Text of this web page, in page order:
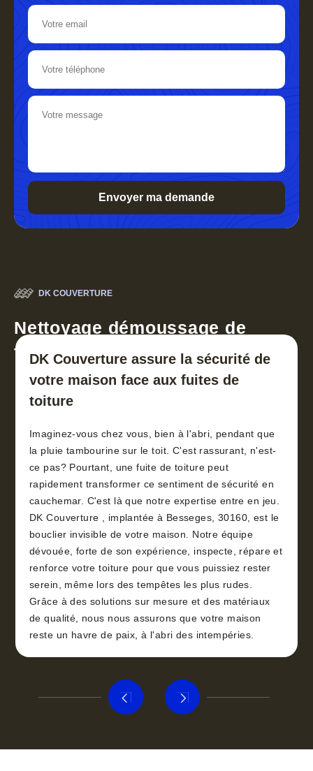
DK COUVERTURE
Nettoyage démoussage de
toiture 30
DK Couverture assure la sécurité de
votre maison face aux fuites de
toiture
Imaginez-vous chez vous, bien à l'abri, pendant que
la pluie tambourine sur le toit. C'est rassurant, n'est-
ce pas? Pourtant, une fuite de toiture peut
rapidement transformer ce sentiment de sécurité en
cauchemar. C'est là que notre expertise entre en jeu.
DK Couverture , implantée à Besseges, 30160, est le
bouclier invisible de votre maison. Notre équipe
dévouée, forte de son expérience, inspecte, répare et
renforce votre toiture pour que vous puissiez rester
serein, même lors des tempêtes les plus rudes.
Grâce à des solutions sur mesure et des matériaux
de qualité, nous nous assurons que votre maison
reste un havre de paix, à l'abri des intempéries.